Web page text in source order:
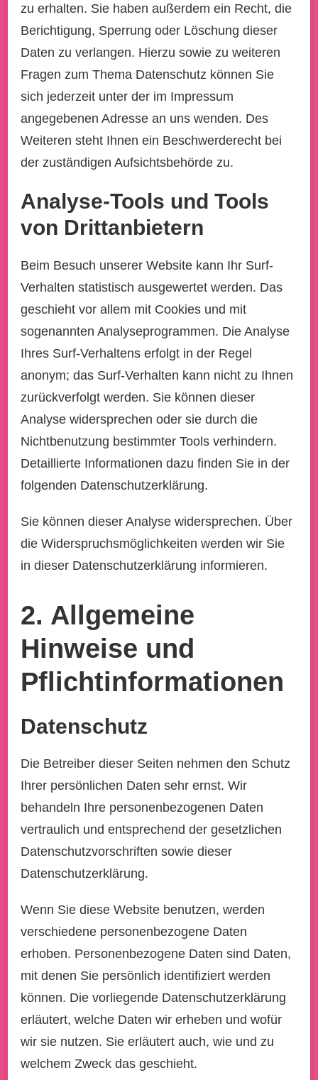
zu erhalten. Sie haben außerdem ein Recht, die
Berichtigung, Sperrung oder Löschung dieser
Daten zu verlangen. Hierzu sowie zu weiteren
Fragen zum Thema Datenschutz können Sie
sich jederzeit unter der im Impressum
angegebenen Adresse an uns wenden. Des
Weiteren steht Ihnen ein Beschwerderecht bei
der zuständigen Aufsichtsbehörde zu.
Analyse-Tools und Tools
von Drittanbietern
Beim Besuch unserer Website kann Ihr Surf-
Verhalten statistisch ausgewertet werden. Das
geschieht vor allem mit Cookies und mit
sogenannten Analyseprogrammen. Die Analyse
Ihres Surf-Verhaltens erfolgt in der Regel
anonym; das Surf-Verhalten kann nicht zu Ihnen
zurückverfolgt werden. Sie können dieser
Analyse widersprechen oder sie durch die
Nichtbenutzung bestimmter Tools verhindern.
Detaillierte Informationen dazu finden Sie in der
folgenden Datenschutzerklärung.
Sie können dieser Analyse widersprechen. Über
die Widerspruchsmöglichkeiten werden wir Sie
in dieser Datenschutzerklärung informieren.
2. Allgemeine
Hinweise und
Pflichtinformationen
Datenschutz
Die Betreiber dieser Seiten nehmen den Schutz
Ihrer persönlichen Daten sehr ernst. Wir
behandeln Ihre personenbezogenen Daten
vertraulich und entsprechend der gesetzlichen
Datenschutzvorschriften sowie dieser
Datenschutzerklärung.
Wenn Sie diese Website benutzen, werden
verschiedene personenbezogene Daten
erhoben. Personenbezogene Daten sind Daten,
mit denen Sie persönlich identifiziert werden
können. Die vorliegende Datenschutzerklärung
erläutert, welche Daten wir erheben und wofür
wir sie nutzen. Sie erläutert auch, wie und zu
welchem Zweck das geschieht.